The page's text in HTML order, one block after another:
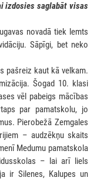
izdosies saglabāt visas
novadā tiek lemts
Sāpīgi, bet neko
pašreiz kaut kā velkam.
Šogad 10. klasi
vēl pabeigs mācības
par pamatskolu, jo
Pierobežā Zemgales
– audzēkņu skaits
Medumu pamatskola
– lai arī liels
ir Silenes, Kalupes un